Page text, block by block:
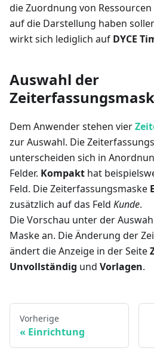
die Zuordnung von
auf die Darstellung haben
wirkt sich lediglich auf DYCE
Auswahl der
Dem Anwender stehen vier
zur Auswahl. Die
unterscheiden sich in
Felder. Kompakt hat
Feld. Die Zeiterfassungsmaske
zusätzlich auf das Feld Kunde.
Die Vorschau unter der
Maske an. Die Änderung der
ändert die Anzeige in der Seite
Unvollständig und Vorlagen.
Vorherige
Einrichtung